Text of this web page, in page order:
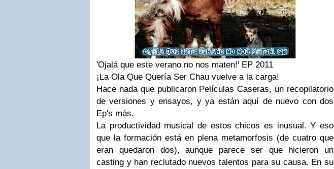
'Ojalá que este verano no nos maten!' EP 2011
¡La Ola Que Quería Ser Chau vuelve a la carga!
Hace nada que publicaron Películas Caseras, un recopilatorio
de versiones y ensayos, y ya están aquí de nuevo con dos
Ep's más.
La productividad musical de estos chicos es inusual. Y eso
que la formación está en plena metamorfosis (de cuatro que
eran quedaron dos), aunque parece ser que hicieron un
casting y han reclutado nuevos talentos para su causa. En su